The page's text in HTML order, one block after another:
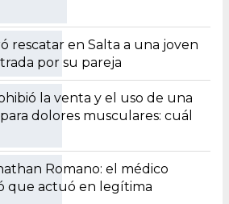
rescatar en Salta a una joven
por su pareja
la venta y el uso de una
dolores musculares: cuál
Romano: el médico
que actuó en legítima